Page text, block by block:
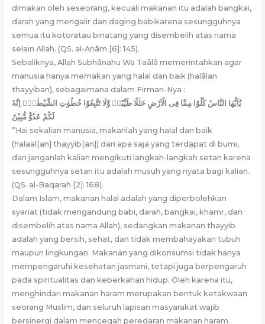
dimakan oleh seseorang, kecuali makanan itu adalah bangkai,
darah yang mengalir dan daging babikarena sesungguhnya
semua itu kotoratau binatang yang disembelih atas nama
selain Allah. (QS. al-Anâm [6]: 145).
Sebaliknya, Allah Subhânahu Wa Taâlâ memerintahkan agar
manusia hanya memakan yang halal dan baik (halâlan
thayyiban), sebagaimana dalam Firman-Nya :
يٰٓاَيُّهَا النَّاسُ كُلُوْا مِمَّا فِى الْاَرْضِ حَلٰلًا طَيِّبًاۖ وَّلَا تَتَّبِعُوْا خُطُوٰتِ الشَّيْطٰنِۗ اِنَّهٗ
لَكُمْ عَدُوٌّ مُّبِيْنٌ
”Hai sekalian manusia, makanlah yang halal dan baik
(halaal[an] thayyib[an]) dari apa saja yang terdapat di bumi,
dan janganlah kalian mengikuti langkah-langkah setan karena
sesungguhnya setan itu adalah musuh yang nyata bagi kalian.
(QS. al-Baqarah [2]: 168).
Dalam Islam, makanan halal adalah yang diperbolehkan
syariat (tidak mengandung babi, darah, bangkai, khamr, dan
disembelih atas nama Allah), sedangkan makanan thayyib
adalah yang bersih, sehat, dan tidak membahayakan tubuh
maupun lingkungan. Makanan yang dikonsumsi tidak hanya
mempengaruhi kesehatan jasmani, tetapi juga berpengaruh
pada spiritualitas dan keberkahan hidup. Oleh karena itu,
menghindari makanan haram merupakan bentuk ketakwaan
seorang Muslim, dan seluruh lapisan masyarakat wajib
bersinergi dalam mencegah peredaran makanan haram.